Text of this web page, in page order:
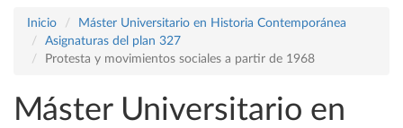
Inicio
Máster Universitario en Historia Contemporánea
Asignaturas del plan 327
Protesta y movimientos sociales a partir de 1968
Máster Universitario en